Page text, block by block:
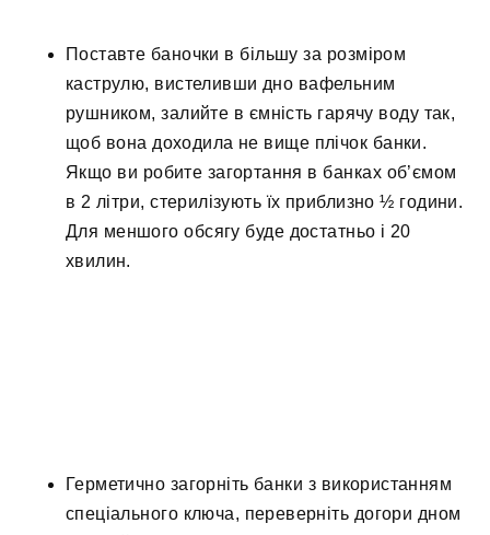
Поставте баночки в більшу за розміром
каструлю, вистеливши дно вафельним
рушником, залийте в ємність гарячу воду так,
щоб вона доходила не вище плічок банки.
Якщо ви робите загортання в банках об’ємом
в 2 літри, стерилізують їх приблизно ½ години.
Для меншого обсягу буде достатньо і 20
хвилин.
Герметично загорніть банки з використанням
спеціального ключа, переверніть догори дном